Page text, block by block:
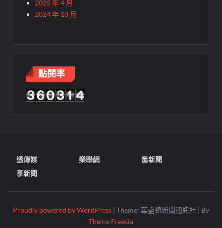
2025 年 4 月
2024 年 10 月
點閱率
透傳媒 樂聯網
墨新聞
享新聞
Proudly powered by WordPress | Theme: 華盛頓新聞通訊社 | By
Theme Freesia